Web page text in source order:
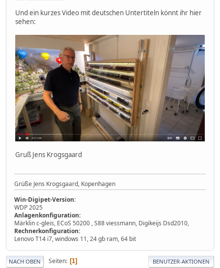
Und ein kurzes Video mit deutschen Untertiteln könnt ihr hier
sehen:
Gruß Jens Krogsgaard
Grüße Jens Krogsgaard, Kopenhagen
Win-Digipet-Version:
WDP 2025
Anlagenkonfiguration:
Märklin c-gleis, ECoS 50200 , S88 viessmann, Digikeijs Dsd2010,
Rechnerkonfiguration:
Lenovo T14 i7, windows 11, 24 gb ram, 64 bit
NACH OBEN Seiten 1 BENUTZER-AKTIONEN